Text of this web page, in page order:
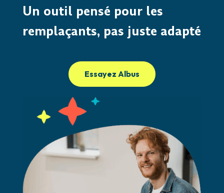
Un outil pensé pour les
remplaçants, pas juste adapté
Essayez Albus